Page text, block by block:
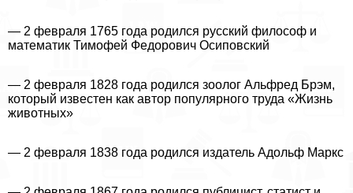
— 2 февраля 1765 года родился русский философ и
математик Тимофей Федорович Осиповский
— 2 февраля 1828 года родился зоолог Альфред Брэм,
который известен как автор популярного труда «Жизнь
животных»
— 2 февраля 1838 года родился издатель Адольф Маркс